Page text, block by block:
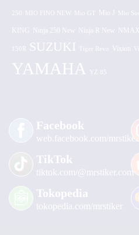
250 MIO FINO NEW Mio GT Mio J Mio
KING Ninja 250 New Ninja R New NMAX
150R SUZUKI Tiger Revo Vixion
YAMAHA YZ 85
Facebook
web.facebook.com/mrstiker
TikTok
tiktok.com/@mrstiker.com
Tokopedia
tokopedia.com/mrstiker